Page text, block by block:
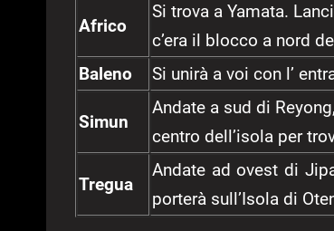
Africo
Si trova a Yamata.
c’era il blocco a nord
Baleno
Si unirà a voi con l’
Simun
Andate a sud di
centro dell’isola per
Tregua
Andate ad ovest di
porterà sull’Isola di